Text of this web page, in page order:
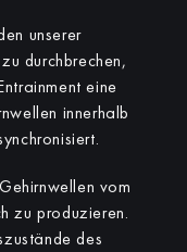
unserer
durchbrechen,
eine
innerhalb
vom
zu produzieren.
des